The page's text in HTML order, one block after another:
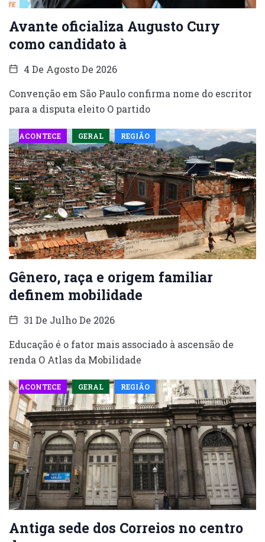
Avante oficializa Augusto Cury
como candidato à
4 De Agosto De 2026
Convenção em São Paulo confirma nome do escritor
para a disputa eleito O partido
ACONTECE GERAL REGIÃO
Gênero, raça e origem familiar
definem mobilidade
31 De Julho De 2026
Educação é o fator mais associado à ascensão de
renda O Atlas da Mobilidade
ACONTECE GERAL REGIÃO
Antiga sede dos Correios no centro